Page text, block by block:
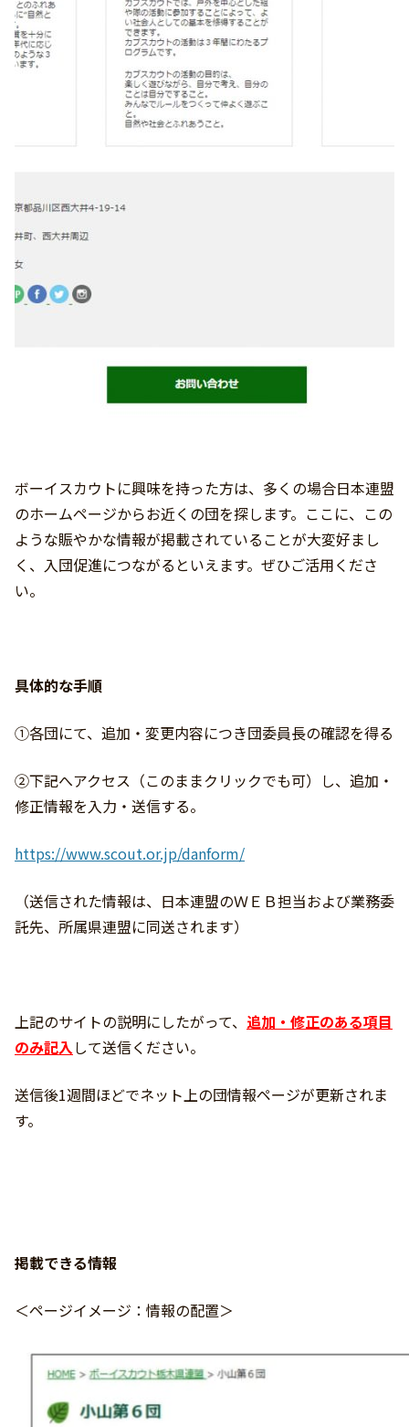
ボーイスカウトに興味を持った方は、多くの場合日本連盟
のホームページからお近くの団を探します。ここに、この
ような賑やかな情報が掲載されていることが大変好まし
く、入団促進につながるといえます。ぜひご活用くださ
い。
具体的な手順
①各団にて、追加・変更内容につき団委員長の確認を得る
②下記へアクセス（このままクリックでも可）し、追加・
修正情報を入力・送信する。
https://www.scout.or.jp/danform/
（送信された情報は、日本連盟のＷＥＢ担当および業務委
託先、所属県連盟に同送されます）
上記のサイトの説明にしたがって、 追加・修正のある項目
のみ記入して送信ください。
送信後1週間ほどでネット上の団情報ページが更新されま
す。
掲載できる情報
＜ページイメージ：情報の配置＞